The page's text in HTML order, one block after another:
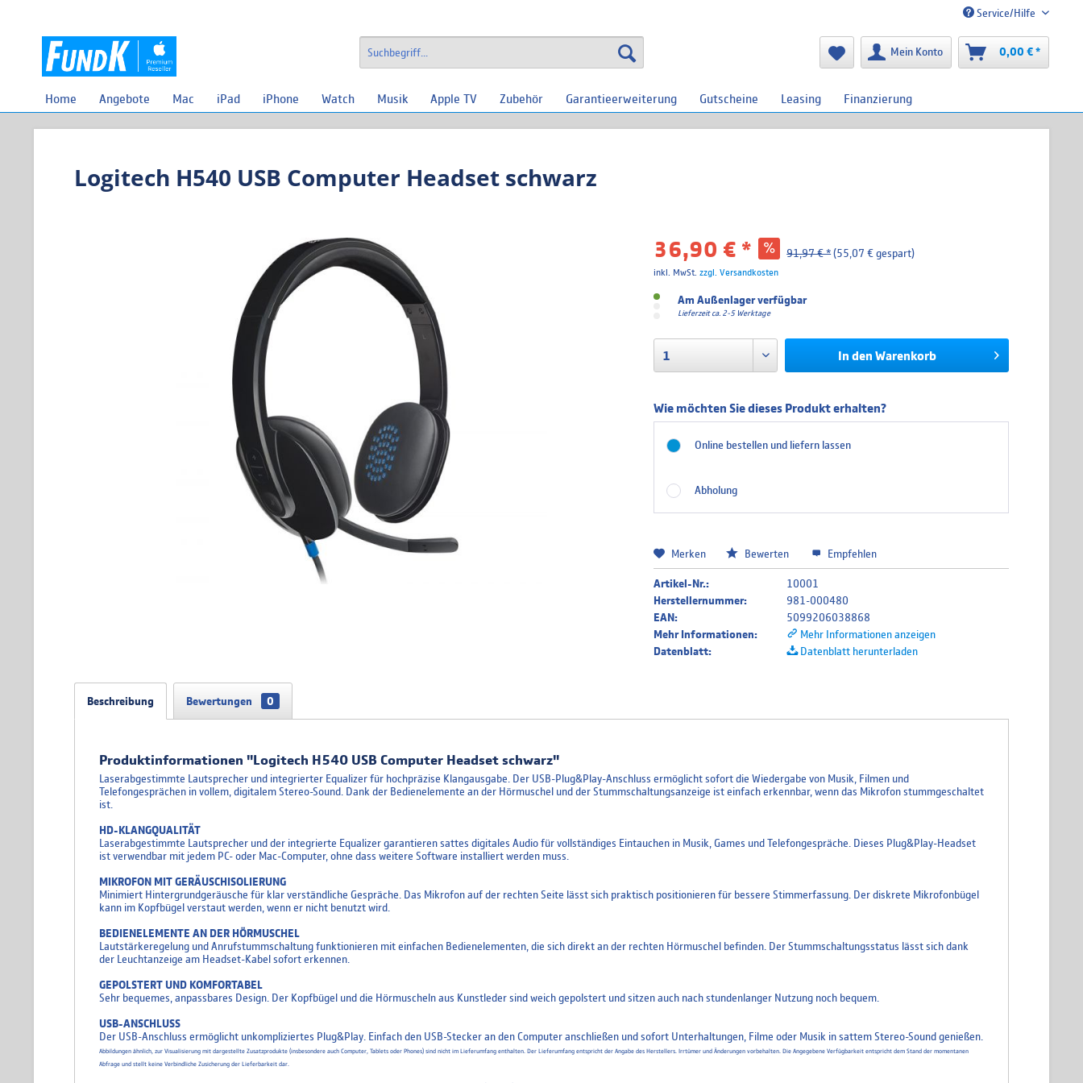
Service/Hilfe
Mein Konto 0,00 € *
Home Angebote Mac iPad iPhone Watch Musik Apple TV Zubehör Garantieerweiterung Gutscheine Leasing Finanzierung
Logitech H540 USB Computer Headset schwarz
36,90 € * 91,97 € *(55,07 € gespart)
inkl. MwSt.zzgl. Versandkosten
Am Außenlager verfügbar
Lieferzeit ca. 2-5 Werktage
In den Warenkorb
Wie möchten Sie dieses Produkt erhalten?
Online bestellen und liefern lassen
Abholung
Merken Bewerten Empfehlen
Artikel-Nr.:
10001
Herstellernummer:
981-000480
EAN:
5099206038868
Mehr Informationen:
Mehr Informationen anzeigen
Datenblatt:
Datenblatt herunterladen
Beschreibung Bewertungen 0
Produktinformationen "Logitech H540 USB Computer Headset schwarz"
Laserabgestimmte Lautsprecher und integrierter Equalizer für hochpräzise Klangausgabe. Der USB-Plug&Play-Anschluss ermöglicht sofort die Wiedergabe von Musik, Filmen und
Telefongesprächen in vollem, digitalem Stereo-Sound. Dank der Bedienelemente an der Hörmuschel und der Stummschaltungsanzeige ist einfach erkennbar, wenn das Mikrofon stummgeschaltet
ist.
HD-KLANGQUALITÄT
Laserabgestimmte Lautsprecher und der integrierte Equalizer garantieren sattes digitales Audio für vollständiges Eintauchen in Musik, Games und Telefongespräche. Dieses Plug&Play-Headset
ist verwendbar mit jedem PC- oder Mac-Computer, ohne dass weitere Software installiert werden muss.
MIKROFON MIT GERÄUSCHISOLIERUNG
Minimiert Hintergrundgeräusche für klar verständliche Gespräche. Das Mikrofon auf der rechten Seite lässt sich praktisch positionieren für bessere Stimmerfassung. Der diskrete Mikrofonbügel
kann im Kopfbügel verstaut werden, wenn er nicht benutzt wird.
BEDIENELEMENTE AN DER HÖRMUSCHEL
Lautstärkeregelung und Anrufstummschaltung funktionieren mit einfachen Bedienelementen, die sich direkt an der rechten Hörmuschel befinden. Der Stummschaltungsstatus lässt sich dank
der Leuchtanzeige am Headset-Kabel sofort erkennen.
GEPOLSTERT UND KOMFORTABEL
Sehr bequemes, anpassbares Design. Der Kopfbügel und die Hörmuscheln aus Kunstleder sind weich gepolstert und sitzen auch nach stundenlanger Nutzung noch bequem.
USB-ANSCHLUSS
Der USB-Anschluss ermöglicht unkompliziertes Plug&Play. Einfach den USB-Stecker an den Computer anschließen und sofort Unterhaltungen, Filme oder Musik in sattem Stereo-Sound genießen.
Abbildungen ähnlich, zur Visualisierung mit dargestellte Zusatzprodukte (insbesondere auch Computer, Tablets oder Phones) sind nicht im Lieferumfang enthalten. Der Lieferumfang entspricht der Angabe des Herstellers. Irrtümer und Änderungen vorbehalten. Die Angegebene Verfügbarkeit entspricht dem Stand der momentanen
Abfrage und stellt keine Verbindliche Zusicherung der Lieferbarkeit dar.